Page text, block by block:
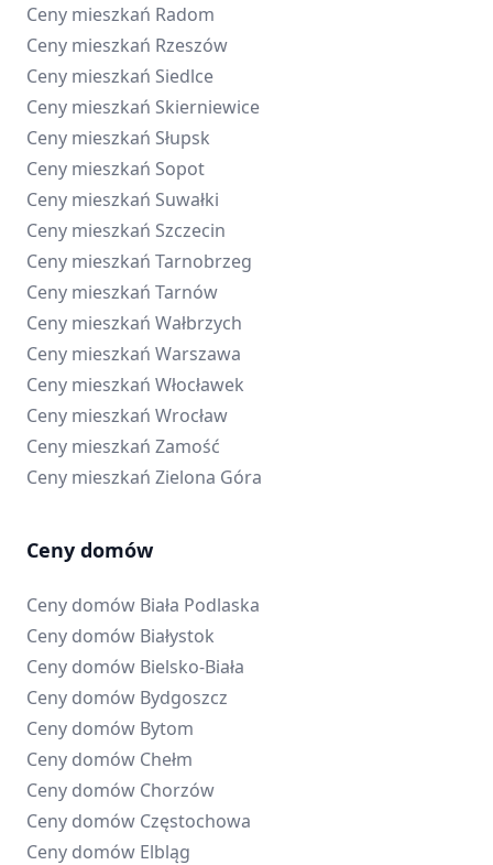
Ceny mieszkań Radom
Ceny mieszkań Rzeszów
Ceny mieszkań Siedlce
Ceny mieszkań Skierniewice
Ceny mieszkań Słupsk
Ceny mieszkań Sopot
Ceny mieszkań Suwałki
Ceny mieszkań Szczecin
Ceny mieszkań Tarnobrzeg
Ceny mieszkań Tarnów
Ceny mieszkań Wałbrzych
Ceny mieszkań Warszawa
Ceny mieszkań Włocławek
Ceny mieszkań Wrocław
Ceny mieszkań Zamość
Ceny mieszkań Zielona Góra
Ceny domów
Ceny domów Biała Podlaska
Ceny domów Białystok
Ceny domów Bielsko-Biała
Ceny domów Bydgoszcz
Ceny domów Bytom
Ceny domów Chełm
Ceny domów Chorzów
Ceny domów Częstochowa
Ceny domów Elbląg